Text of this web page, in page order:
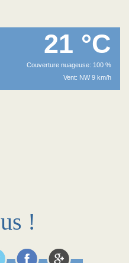
21 °C
Couverture nuageuse: 100 %
Vent: NW 9 km/h
!